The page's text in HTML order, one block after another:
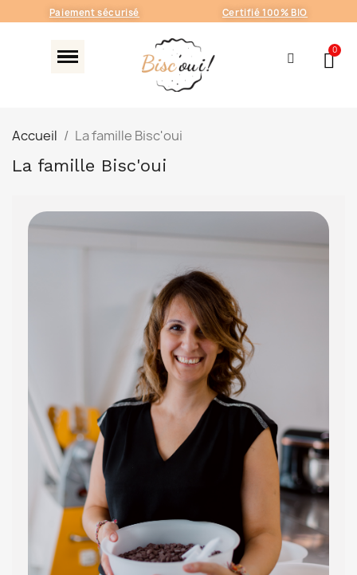
Paiement sécurisé Certifié 100% BIO
Accueil La famille Bisc'oui
La famille Bisc'oui